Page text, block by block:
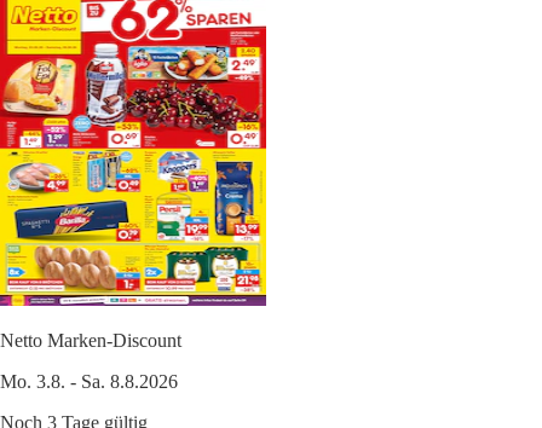
Netto Marken-Discount
Mo. 3.8. - Sa. 8.8.2026
Noch 3 Tage gültig